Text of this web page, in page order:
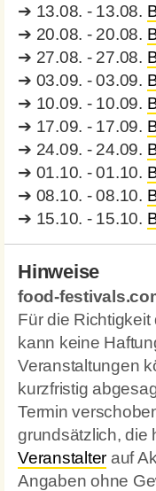
➔ 13.08. - 13.08.
➔ 20.08. - 20.08.
➔ 27.08. - 27.08.
➔ 03.09. - 03.09.
➔ 10.09. - 10.09.
➔ 17.09. - 17.09.
➔ 24.09. - 24.09.
➔ 01.10. - 01.10.
➔ 08.10. - 08.10.
➔ 15.10. - 15.10.
Hinweise
food-
Für die
kann keine
Veranstaltungen
kurzfristig
Termin
grundsätzlich, die
Veranstalter auf
Angaben ohne